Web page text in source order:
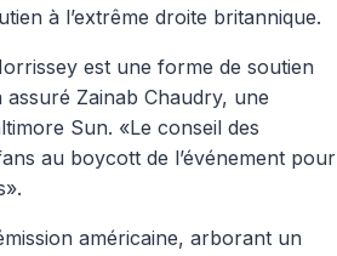
à l’extrême droite britannique.
est une forme de soutien
Zainab Chaudry, une
Sun. «Le conseil des
au boycott de l’événement pour
américaine, arborant un